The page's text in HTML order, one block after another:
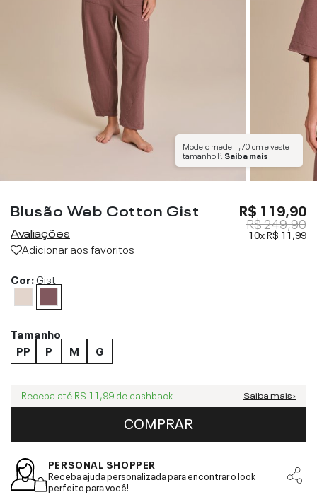
Modelo mede1,70 cme veste
tamanhoP. Saiba mais
Blusão Web Cotton Gist
Avaliações
Adicionar aos favoritos
R$ 119,90
R$ 249,90
10xR$ 11,99
Cor:Gist
Tamanho
PP
P M G
Receba até R$ 11,99 de cashback Saiba mais ›
COMPRAR
PERSONAL SHOPPER
Receba ajuda personalizada para encontrar o look
perfeito para você!